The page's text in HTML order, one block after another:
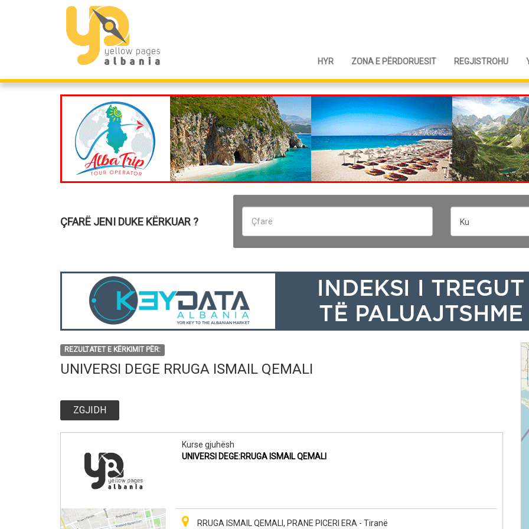
HYR ZONA E PËRDORUESIT REGJISTROHU
ÇFARË JENI DUKE KËRKUAR ? Ku
REZULTATET E KËRKIMIT PËR:
UNIVERSI DEGE RRUGA ISMAIL QEMALI
ZGJIDH
Kurse gjuhësh
UNIVERSI DEGE:RRUGA ISMAIL QEMALI
RRUGA ISMAIL QEMALI, PRANE PICERI ERA - Tiranë